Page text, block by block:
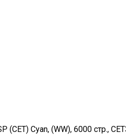
Cyan, (WW), 6000 стр.,